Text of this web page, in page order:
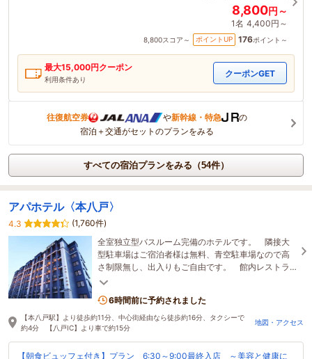
8,800円～
1名 4,400円～
8,800スコア～ ポイントUP 176ポイント～
最大15,000円クーポン
利用条件あり
クーポンGET
往復航空券 や新幹線・特急
の
宿泊＋交通がセットのプランをみる
すべての宿泊プランをみる（54件）
アパホテル〈本八戸〉
4.3
(1,760件)
全室独立型バスルーム完備のホテルです。 隣接大
型駐車場はご宿泊者様は無料、青空駐車場なので高
さ制限無し、出入りもご自由です。 館内レストラ
ンでは、朝食ビュッフェの他に夕食もご用意してお
6時間前に予約されました
【本八戸駅】より徒歩約11分、中心街経由なら徒歩約16分、タクシーで
約4分 【八戸IC】より車で約15分
地図・アクセス
【朝食ビュッフェ付き】プラン 6:30～9:00最終入店 ～美容と健康に